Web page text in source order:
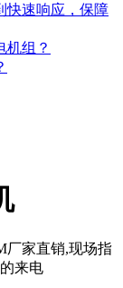
快速响应，保障
机组？
厂家直销,现场指
来电